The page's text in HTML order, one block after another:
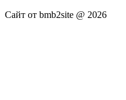
Сайт от bmb2site @ 2026